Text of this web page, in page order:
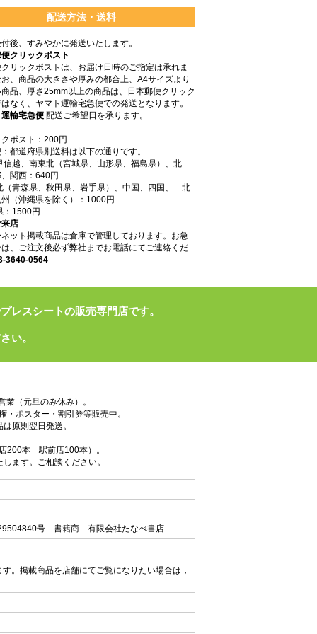
配送方法・送料
後、すみやかに発送いたします。
クリックポスト
リックポストは、お届け日時のご指定は承れま
、商品の大きさや厚みの都合上、A4サイズより
品、厚さ25mm以上の商品は、日本郵便クリック
なく、ヤマト運輸宅急便での発送となります。
輸宅急便 配送ご希望日を承ります。
ポスト：200円
都道府県別送料は以下の通りです。
信越、南東北（宮城県、山形県、福島県）、北
関西：640円
（青森県、秋田県、岩手県）、中国、四国、 北
（沖縄県を除く）：1000円
：1500円
店
ット掲載商品は倉庫で管理しております。お急
、ご注文後必ず弊社までお電話にてご連絡くだ
3640-0564
レスシートの販売専門店です。
い。
（元旦のみ休み）。
ポスター・割引券等販売中。
原則翌日発送。
200本 駅前店100本）。
ます。ご相談ください。
号 書籍商 有限会社たなべ書店
。掲載商品を店舗にてご覧になりたい場合は，